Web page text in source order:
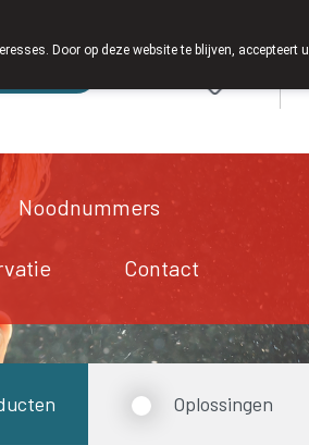
Noodnummers
Contact
Oplossingen
Door op deze website te blijven, accepteert